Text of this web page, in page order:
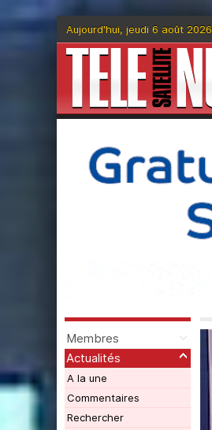
Aujourd'hui, jeudi 6 août 2026
Membres
Actualités
A la une
Commentaires
Rechercher